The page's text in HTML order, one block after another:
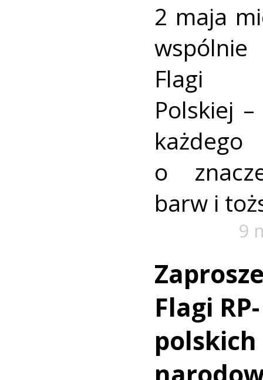
2 maja
wspólnie
Flagi
Polskiej
o
barw i
9
Flagi